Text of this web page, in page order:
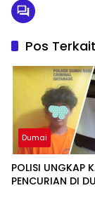
Pos Terkait
Dumai
POLISI UNGKAP
PENCURIAN DI